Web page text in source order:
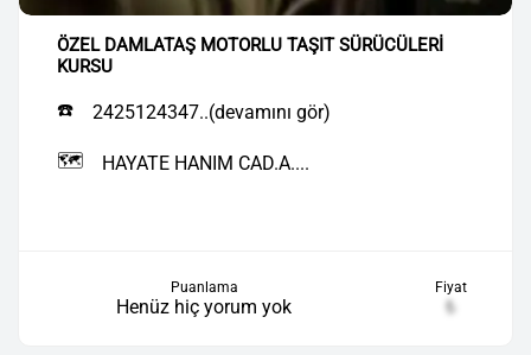
ÖZEL DAMLATAŞ MOTORLU TAŞIT SÜRÜCÜLERİ
KURSU
☎️ 2425124347..(devamını gör)
🗺️ HAYATE HANIM CAD.A....
Puanlama
Henüz hiç yorum yok
Fiyat
₺